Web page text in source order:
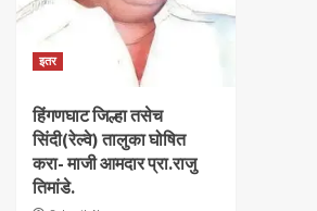
इतर
हिंगणघाट जिल्हा तसेच
सिंदी(रेल्वे) तालुका घोषित
करा- माजी आमदार प्रा.राजु
तिमांडे.